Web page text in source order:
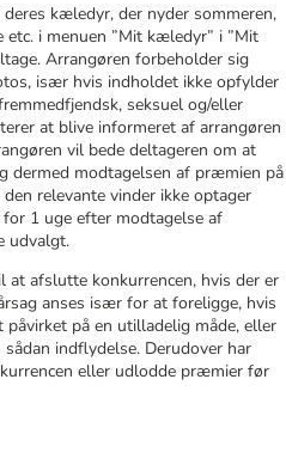
kæledyr, der nyder sommeren,
i menuen ”Mit kæledyr” i ”Mit
Arrangøren forbeholder sig
især hvis indholdet ikke opfylder
seksuel og/eller
at blive informeret af arrangøren
vil bede deltageren om at
dermed modtagelsen af præmien på
relevante vinder ikke optager
1 uge efter modtagelse af
udvalgt.
afslutte konkurrencen, hvis der er
anses især for at foreligge, hvis
på en utilladelig måde, eller
indflydelse. Derudover har
eller udlodde præmier før